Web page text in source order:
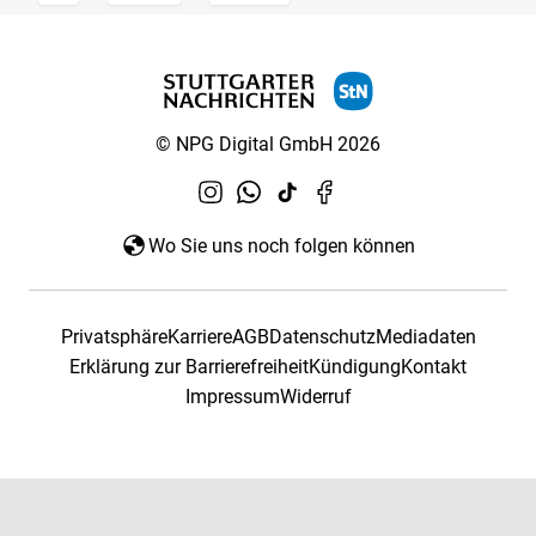
© NPG Digital GmbH 2026
Wo Sie uns noch folgen können
PrivatsphäreKarriereAGBDatenschutzMediadaten
Erklärung zur BarrierefreiheitKündigungKontakt
ImpressumWiderruf